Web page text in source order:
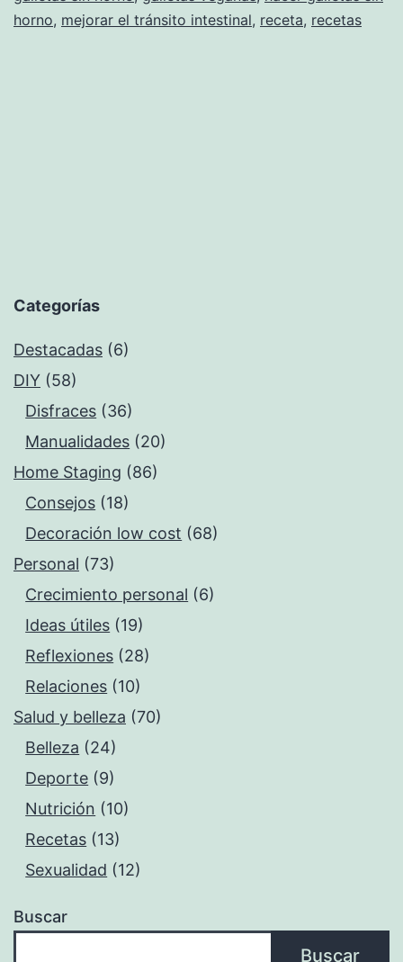
avena
horno, mejorar el tránsito intestinal, receta, recetas
Categorías
Destacadas (6)
DIY (58)
Disfraces (36)
Manualidades (20)
Home Staging (86)
Consejos (18)
Decoración low cost (68)
Personal (73)
Crecimiento personal (6)
Ideas útiles (19)
Reflexiones (28)
Relaciones (10)
Salud y belleza (70)
Belleza (24)
Deporte (9)
Nutrición (10)
Recetas (13)
Sexualidad (12)
Buscar
Buscar